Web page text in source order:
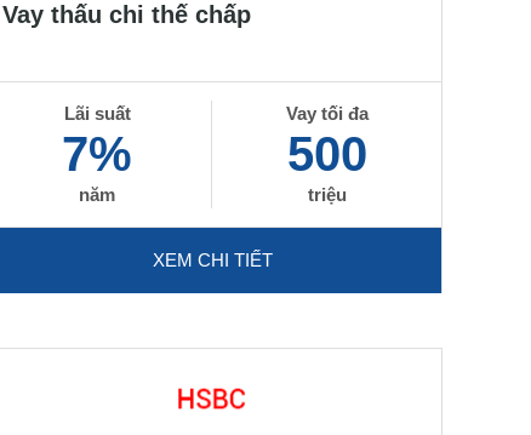
Vay thấu chi thế chấp
Lãi suất
7%
năm
Vay tối đa
500
triệu
XEM CHI TIẾT